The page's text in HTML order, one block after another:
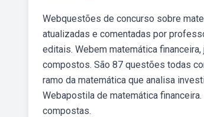
Webquestões de concurso sobre
atualizadas e comentadas por
editais. Webem matemática
compostos. São 87 questões todas
ramo da matemática que analisa
Webapostila de matemática
compostas.